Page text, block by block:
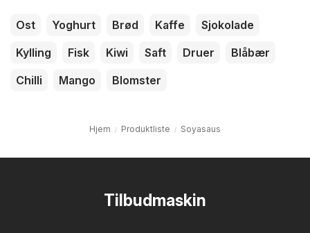
Ost Yoghurt Brød Kaffe
Sjokolade
Kylling
Fisk Kiwi Saft Druer
Blåbær
Chilli
Mango Blomster
Hjem Produktliste Soyasaus
Tilbudmaskin